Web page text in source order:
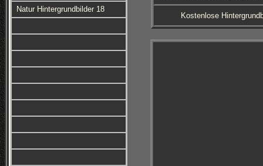
Natur Hintergrundbilder 18
Kostenlose